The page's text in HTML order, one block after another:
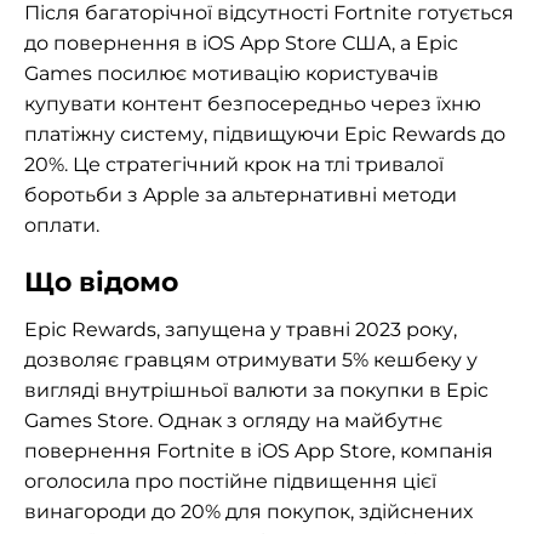
Після багаторічної відсутності Fortnite готується
до повернення в iOS App Store США, а Epic
Games посилює мотивацію користувачів
купувати контент безпосередньо через їхню
платіжну систему, підвищуючи Epic Rewards до
20%. Це стратегічний крок на тлі тривалої
боротьби з Apple за альтернативні методи
оплати.
Що відомо
Epic Rewards, запущена у травні 2023 року,
дозволяє гравцям отримувати 5% кешбеку у
вигляді внутрішньої валюти за покупки в Epic
Games Store. Однак з огляду на майбутнє
повернення Fortnite в iOS App Store, компанія
оголосила про постійне підвищення цієї
винагороди до 20% для покупок, здійснених